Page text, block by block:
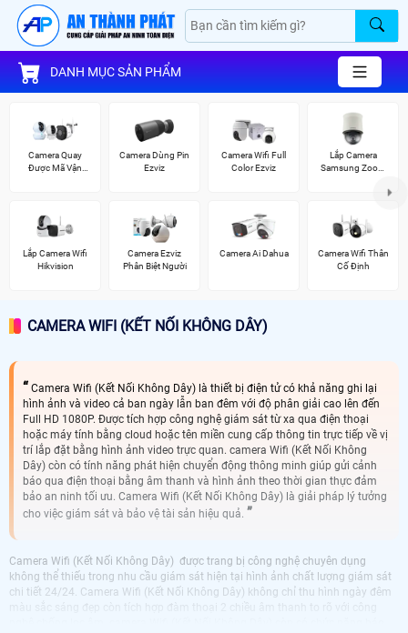
DANH MỤC SẢN PHẨM
Camera Quay
Được Mã Vận
Camera Dùng Pin
Ezviz
Camera Wifi Full
Color Ezviz
Lắp Camera
Samsung Zoom
Lắp Camera Wifi
Hikvision
Camera Ezviz
Phân Biệt Người
Camera Ai Dahua
Camera Wifi Thân
Cố Định
CAMERA WIFI (KẾT NỐI KHÔNG DÂY)
Camera Wifi (Kết Nối Không Dây) là thiết bị điện tử có khả năng ghi lại
hình ảnh và video cả ban ngày lẫn ban đêm với độ phân giải cao lên đến
Full HD 1080P. Được tích hợp công nghệ giám sát từ xa qua điện thoại
hoặc máy tính bằng cloud hoặc tên miền cung cấp thông tin trực tiếp về vị
trí lắp đặt bằng hình ảnh video trực quan. camera Wifi (Kết Nối Không
Dây) còn có tính năng phát hiện chuyển động thông minh giúp gửi cảnh
báo qua điện thoại bằng âm thanh và hình ảnh theo thời gian thực đảm
bảo an ninh tối ưu. Camera Wifi (Kết Nối Không Dây) là giải pháp lý tưởng
cho việc giám sát và bảo vệ tài sản hiệu quả.
Camera Wifi (Kết Nối Không Dây) được trang bị công nghệ chuyên dụng
không thể thiếu trong nhu cầu giám sát hiện tại hình ảnh chất lượng giám sát
chi tiết 24/24. Camera Wifi (Kết Nối Không Dây) không chỉ thu hình ngày đêm